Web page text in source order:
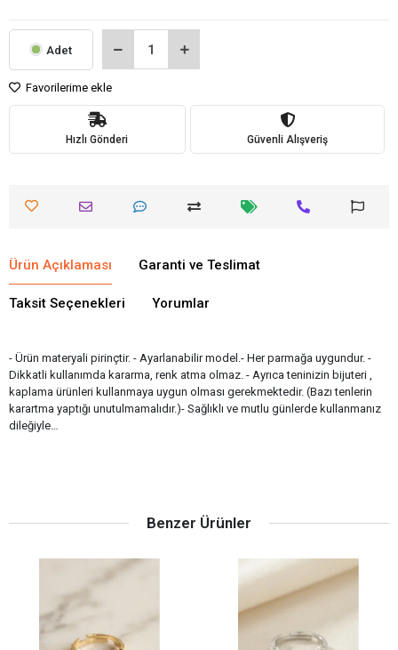
Adet
Favorilerime ekle
Hızlı Gönderi Güvenli Alışveriş
Ürün Açıklaması Garanti ve Teslimat
Taksit Seçenekleri Yorumlar
- Ürün materyali pirinçtir. - Ayarlanabilir model.- Her parmağa uygundur. -
Dikkatli kullanımda kararma, renk atma olmaz. - Ayrıca teninizin bijuteri ,
kaplama ürünleri kullanmaya uygun olması gerekmektedir. (Bazı tenlerin
karartma yaptığı unutulmamalıdır.)- Sağlıklı ve mutlu günlerde kullanmanız
dileğiyle…
Benzer Ürünler